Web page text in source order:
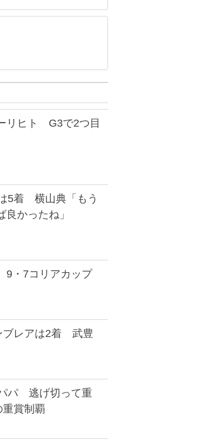
リヒト G3で2つ目
5着 横山典「もう
かったね」
9・7コリアカップ
ブレアは2着 武豊
パ 逃げ切って重
賞制覇